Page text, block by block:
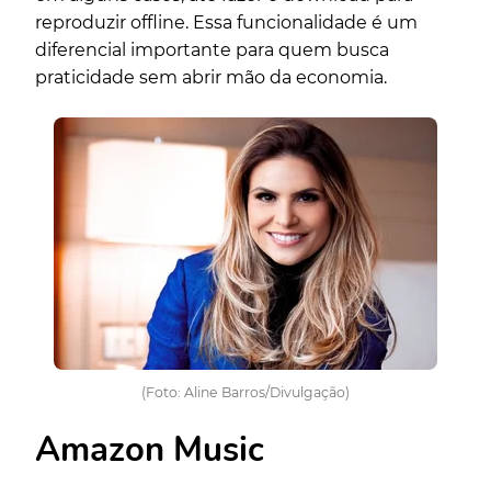
reproduzir offline. Essa funcionalidade é um
diferencial importante para quem busca
praticidade sem abrir mão da economia.
(Foto: Aline Barros/Divulgação)
Amazon Music